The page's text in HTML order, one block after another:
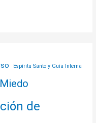
Espíritu Santo y Guía Interna
de